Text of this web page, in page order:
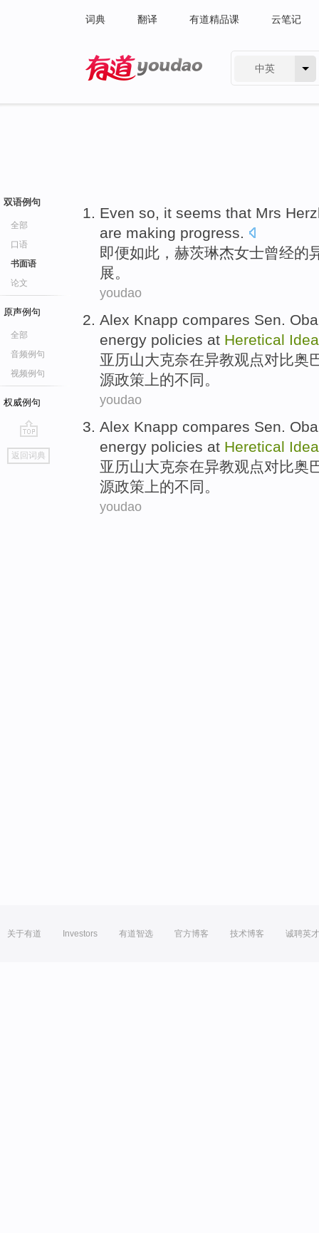
词典 翻译 有道精品课 云笔记
中英
双语例句
全部
口语
书面语
论文
原声例句
全部
音频例句
视频例句
权威例句
go
top
返回词典
Even so, it seems that Mrs
are making progress.
即便如此 ，赫茨琳杰女士曾经的
展。
youdao
Alex Knapp compares Sen.
energy policies at Heretical
亚历山大克奈在异教观点对比奥
源政策 上的不同。
youdao
Alex Knapp compares Sen.
energy policies at Heretical
亚历山大克奈在异教观点对比奥
源政策 上的不同。
youdao
关于有道 Investors 有道智选 官方博客 技术博客 诚聘英才